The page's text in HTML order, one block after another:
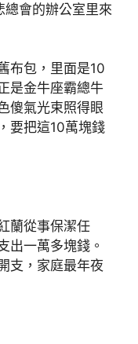
會的辦公室里來
布包，里面是10
是金牛座霸總牛
傻氣光束照得眼
要把這10萬塊錢
蘭從事保潔任
出一萬多塊錢。
支，家庭最年夜